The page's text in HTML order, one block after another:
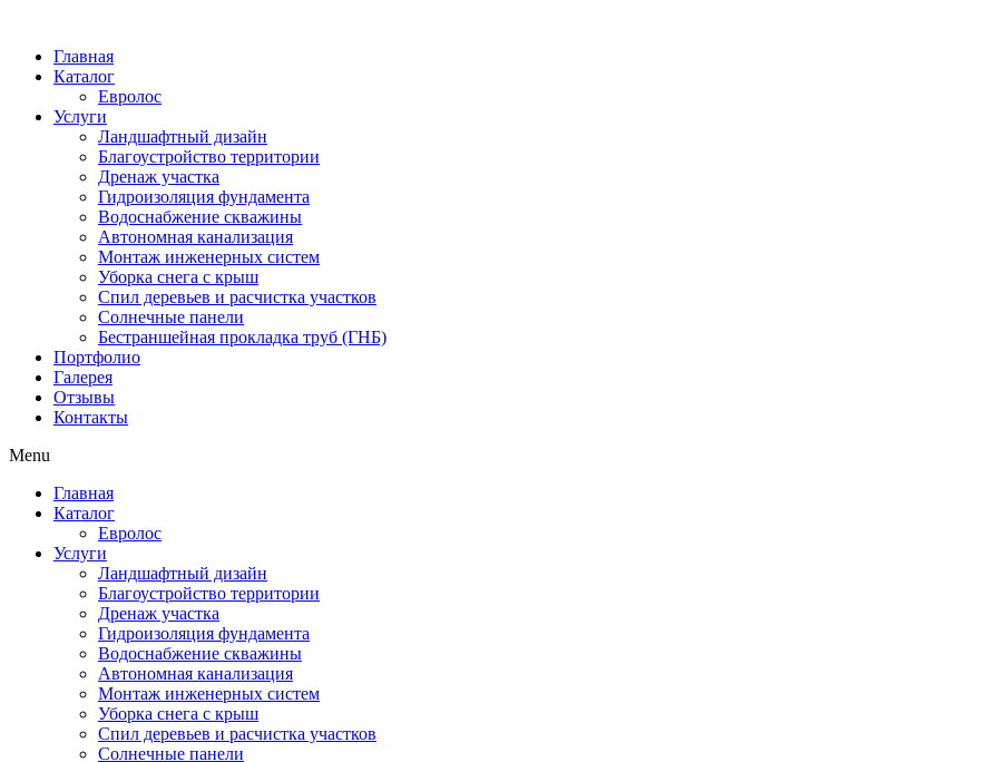
Главная
Каталог
Евролос
Услуги
Ландшафтный дизайн
Благоустройство территории
Дренаж участка
Гидроизоляция фундамента
Водоснабжение скважины
Автономная канализация
Монтаж инженерных систем
Уборка снега с крыш
Спил деревьев и расчистка участков
Солнечные панели
Бестраншейная прокладка труб (ГНБ)
Портфолио
Галерея
Отзывы
Контакты
Menu
Главная
Каталог
Евролос
Услуги
Ландшафтный дизайн
Благоустройство территории
Дренаж участка
Гидроизоляция фундамента
Водоснабжение скважины
Автономная канализация
Монтаж инженерных систем
Уборка снега с крыш
Спил деревьев и расчистка участков
Солнечные панели